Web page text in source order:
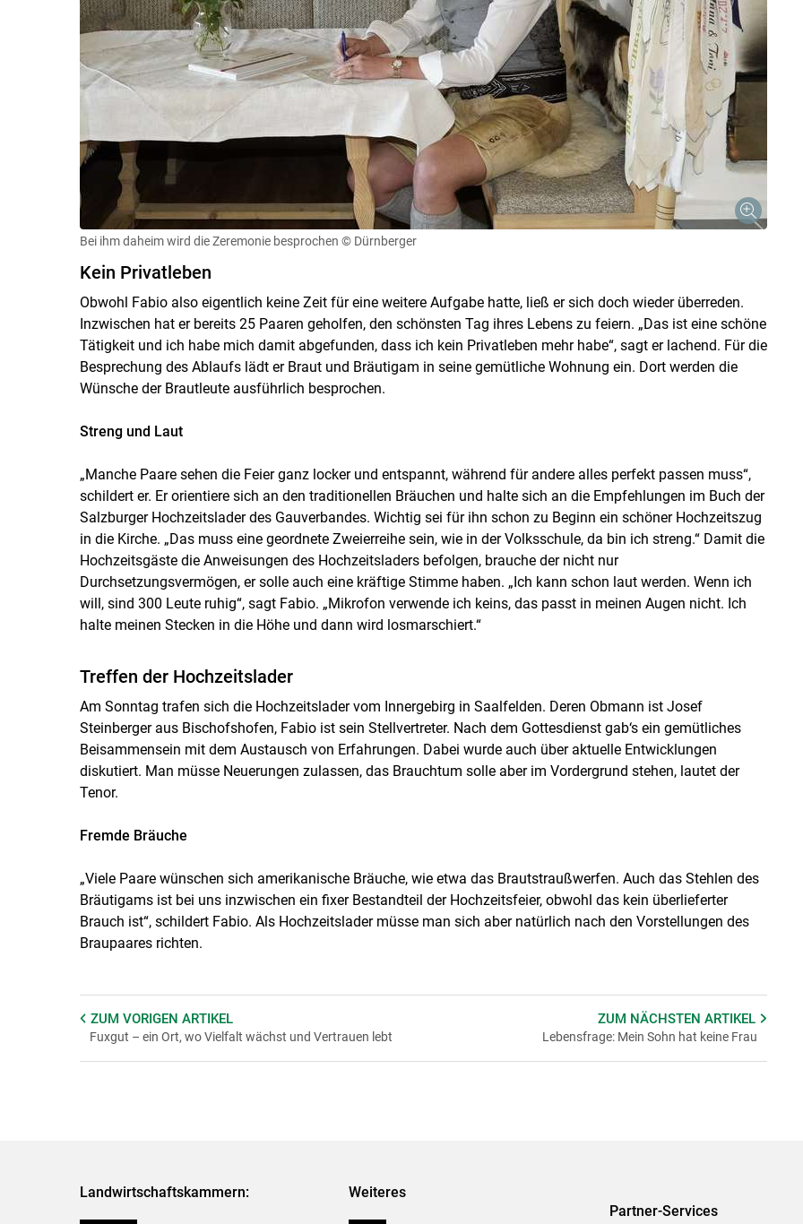
Bei ihm daheim wird die Zeremonie besprochen © Dürnberger
Kein Privatleben
Obwohl Fabio also eigentlich keine Zeit für eine weitere Aufgabe hatte, ließ er sich doch wieder überreden.
Inzwischen hat er bereits 25 Paaren geholfen, den schönsten Tag ihres Lebens zu feiern. „Das ist eine schöne
Tätigkeit und ich habe mich damit abgefunden, dass ich kein Privatleben mehr habe“, sagt er lachend. Für die
Besprechung des Ablaufs lädt er Braut und Bräutigam in seine gemütliche Wohnung ein. Dort werden die
Wünsche der Brautleute ausführlich besprochen.
Streng und Laut
„Manche Paare sehen die Feier ganz locker und entspannt, während für andere alles perfekt passen muss“,
schildert er. Er orientiere sich an den traditionellen Bräuchen und halte sich an die Empfehlungen im Buch der
Salzburger Hochzeitslader des Gauverbandes. Wichtig sei für ihn schon zu Beginn ein schöner Hochzeitszug
in die Kirche. „Das muss eine geordnete Zweierreihe sein, wie in der Volksschule, da bin ich streng.“ Damit die
Hochzeitsgäste die Anweisungen des Hochzeitsladers befolgen, brauche der nicht nur
Durchsetzungsvermögen, er solle auch eine kräftige Stimme haben. „Ich kann schon laut werden. Wenn ich
will, sind 300 Leute ruhig“, sagt Fabio. „Mikrofon verwende ich keins, das passt in meinen Augen nicht. Ich
halte meinen Stecken in die Höhe und dann wird losmarschiert.“
Treffen der Hochzeitslader
Am Sonntag trafen sich die Hochzeitslader vom Innergebirg in Saalfelden. Deren Obmann ist Josef
Steinberger aus Bischofshofen, Fabio ist sein Stellvertreter. Nach dem Gottesdienst gab‘s ein gemütliches
Beisammensein mit dem Austausch von Erfahrungen. Dabei wurde auch über aktuelle Entwicklungen
diskutiert. Man müsse Neuerungen zulassen, das Brauchtum solle aber im Vordergrund stehen, lautet der
Tenor.
Fremde Bräuche
„Viele Paare wünschen sich amerikanische Bräuche, wie etwa das Brautstraußwerfen. Auch das Stehlen des
Bräutigams ist bei uns inzwischen ein fixer Bestandteil der Hochzeitsfeier, obwohl das kein überlieferter
Brauch ist“, schildert Fabio. Als Hochzeitslader müsse man sich aber natürlich nach den Vorstellungen des
Braupaares richten.
ZUM VORIGEN ARTIKEL
Fuxgut – ein Ort, wo Vielfalt wächst und Vertrauen lebt
ZUM NÄCHSTENARTIKEL
Lebensfrage: Mein Sohn hat keine Frau
Landwirtschaftskammern: Weiteres
Partner-Services